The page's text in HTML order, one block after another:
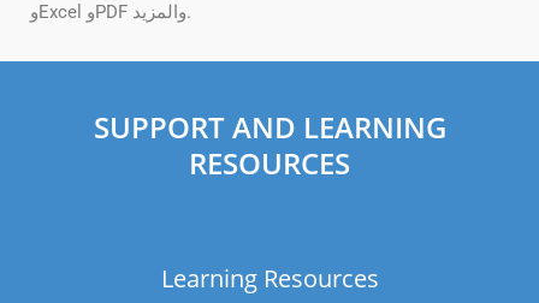
وExcel وPDF والمزيد.
SUPPORT AND LEARNING
RESOURCES
Learning Resources